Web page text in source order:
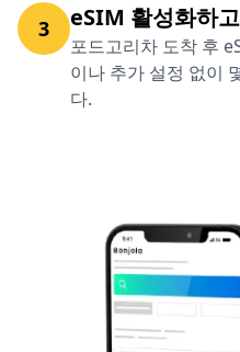
3 eSIM 활성화하
포드고리차 도착 후
이나 추가 설정 없이
다.